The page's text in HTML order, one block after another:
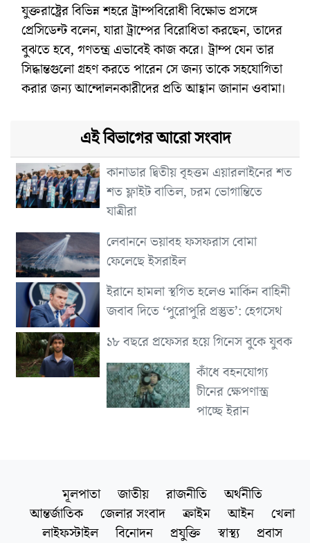
যুক্তরাষ্ট্রের বিভিন্ন শহরে ট্রাম্পবিরোধী বিক্ষোভ প্রসঙ্গে
প্রেসিডেন্ট বলেন, যারা ট্রাম্পের বিরোধিতা করছেন, তাদের
বুঝতে হবে, গণতন্ত্র এভাবেই কাজ করে। ট্রাম্প যেন তার
সিদ্ধান্তগুলো গ্রহণ করতে পারেন সে জন্য তাকে সহযোগিতা
করার জন্য আন্দোলনকারীদের প্রতি আহ্বান জানান ওবামা।
এই বিভাগের আরো সংবাদ
কানাডার দ্বিতীয় বৃহত্তম এয়ারলাইনের শত
শত ফ্লাইট বাতিল, চরম ভোগান্তিতে
যাত্রীরা
লেবাননে ভয়াবহ ফসফরাস বোমা
ফেলেছে ইসরাইল
ইরানে হামলা স্থগিত হলেও মার্কিন বাহিনী
জবাব দিতে ‘পুরোপুরি প্রস্তুত’: হেগসেথ
১৮ বছরে প্রফেসর হয়ে গিনেস বুকে যুবক
কাঁধে বহনযোগ্য
চীনের ক্ষেপণাস্ত্র
পাচ্ছে ইরান
মূলপাতা জাতীয় রাজনীতি
অর্থনীতি
আন্তর্জাতিক
জেলার সংবাদ ক্রাইম আইন
খেলা
লাইফস্টাইল
বিনোদন প্রযুক্তি স্বাস্থ্য
প্রবাস